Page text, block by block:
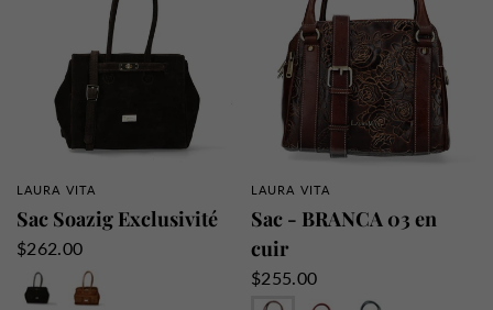
APERÇU RAPIDE
LAURA VITA
Sac Soazig Exclusivité
$262.00
Marron Camel
APERÇU RAPIDE
LAURA VITA
Sac - BRANCA 03 en
cuir
$255.00
Choco
Jeans